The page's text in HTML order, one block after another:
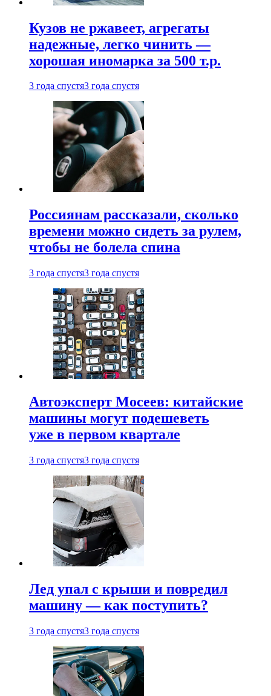
Кузов не ржавеет, агрегаты
надежные, легко чинить —
хорошая иномарка за 500 т.р.
3 года спустя3 года спустя
Россиянам рассказали, сколько
времени можно сидеть за рулем,
чтобы не болела спина
3 года спустя3 года спустя
Автоэксперт Мосеев: китайские
машины могут подешеветь
уже в первом квартале
3 года спустя3 года спустя
Лед упал с крыши и повредил
машину — как поступить?
3 года спустя3 года спустя